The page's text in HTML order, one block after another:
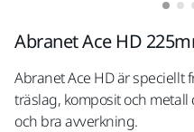
Abranet Ace HD
Abranet Ace HD är
träslag, komposit och
och bra avverkning.